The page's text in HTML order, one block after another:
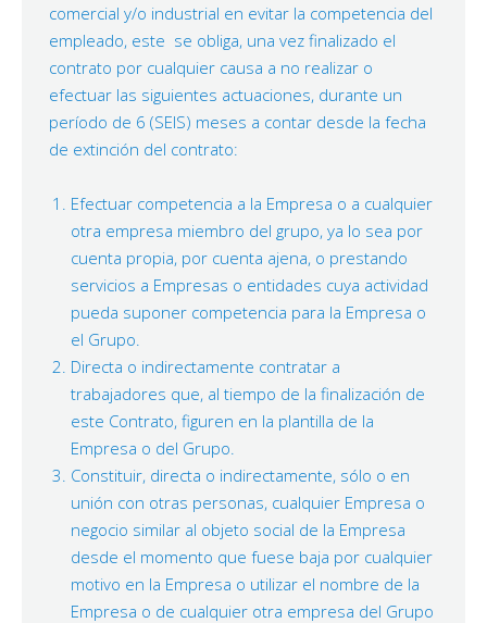
comercial y/o industrial en evitar la competencia del
empleado, este se obliga, una vez finalizado el
contrato por cualquier causa a no realizar o
efectuar las siguientes actuaciones, durante un
período de 6 (SEIS) meses a contar desde la fecha
de extinción del contrato:
Efectuar competencia a la Empresa o a cualquier
otra empresa miembro del grupo, ya lo sea por
cuenta propia, por cuenta ajena, o prestando
servicios a Empresas o entidades cuya actividad
pueda suponer competencia para la Empresa o
el Grupo.
Directa o indirectamente contratar a
trabajadores que, al tiempo de la finalización de
este Contrato, figuren en la plantilla de la
Empresa o del Grupo.
Constituir, directa o indirectamente, sólo o en
unión con otras personas, cualquier Empresa o
negocio similar al objeto social de la Empresa
desde el momento que fuese baja por cualquier
motivo en la Empresa o utilizar el nombre de la
Empresa o de cualquier otra empresa del Grupo